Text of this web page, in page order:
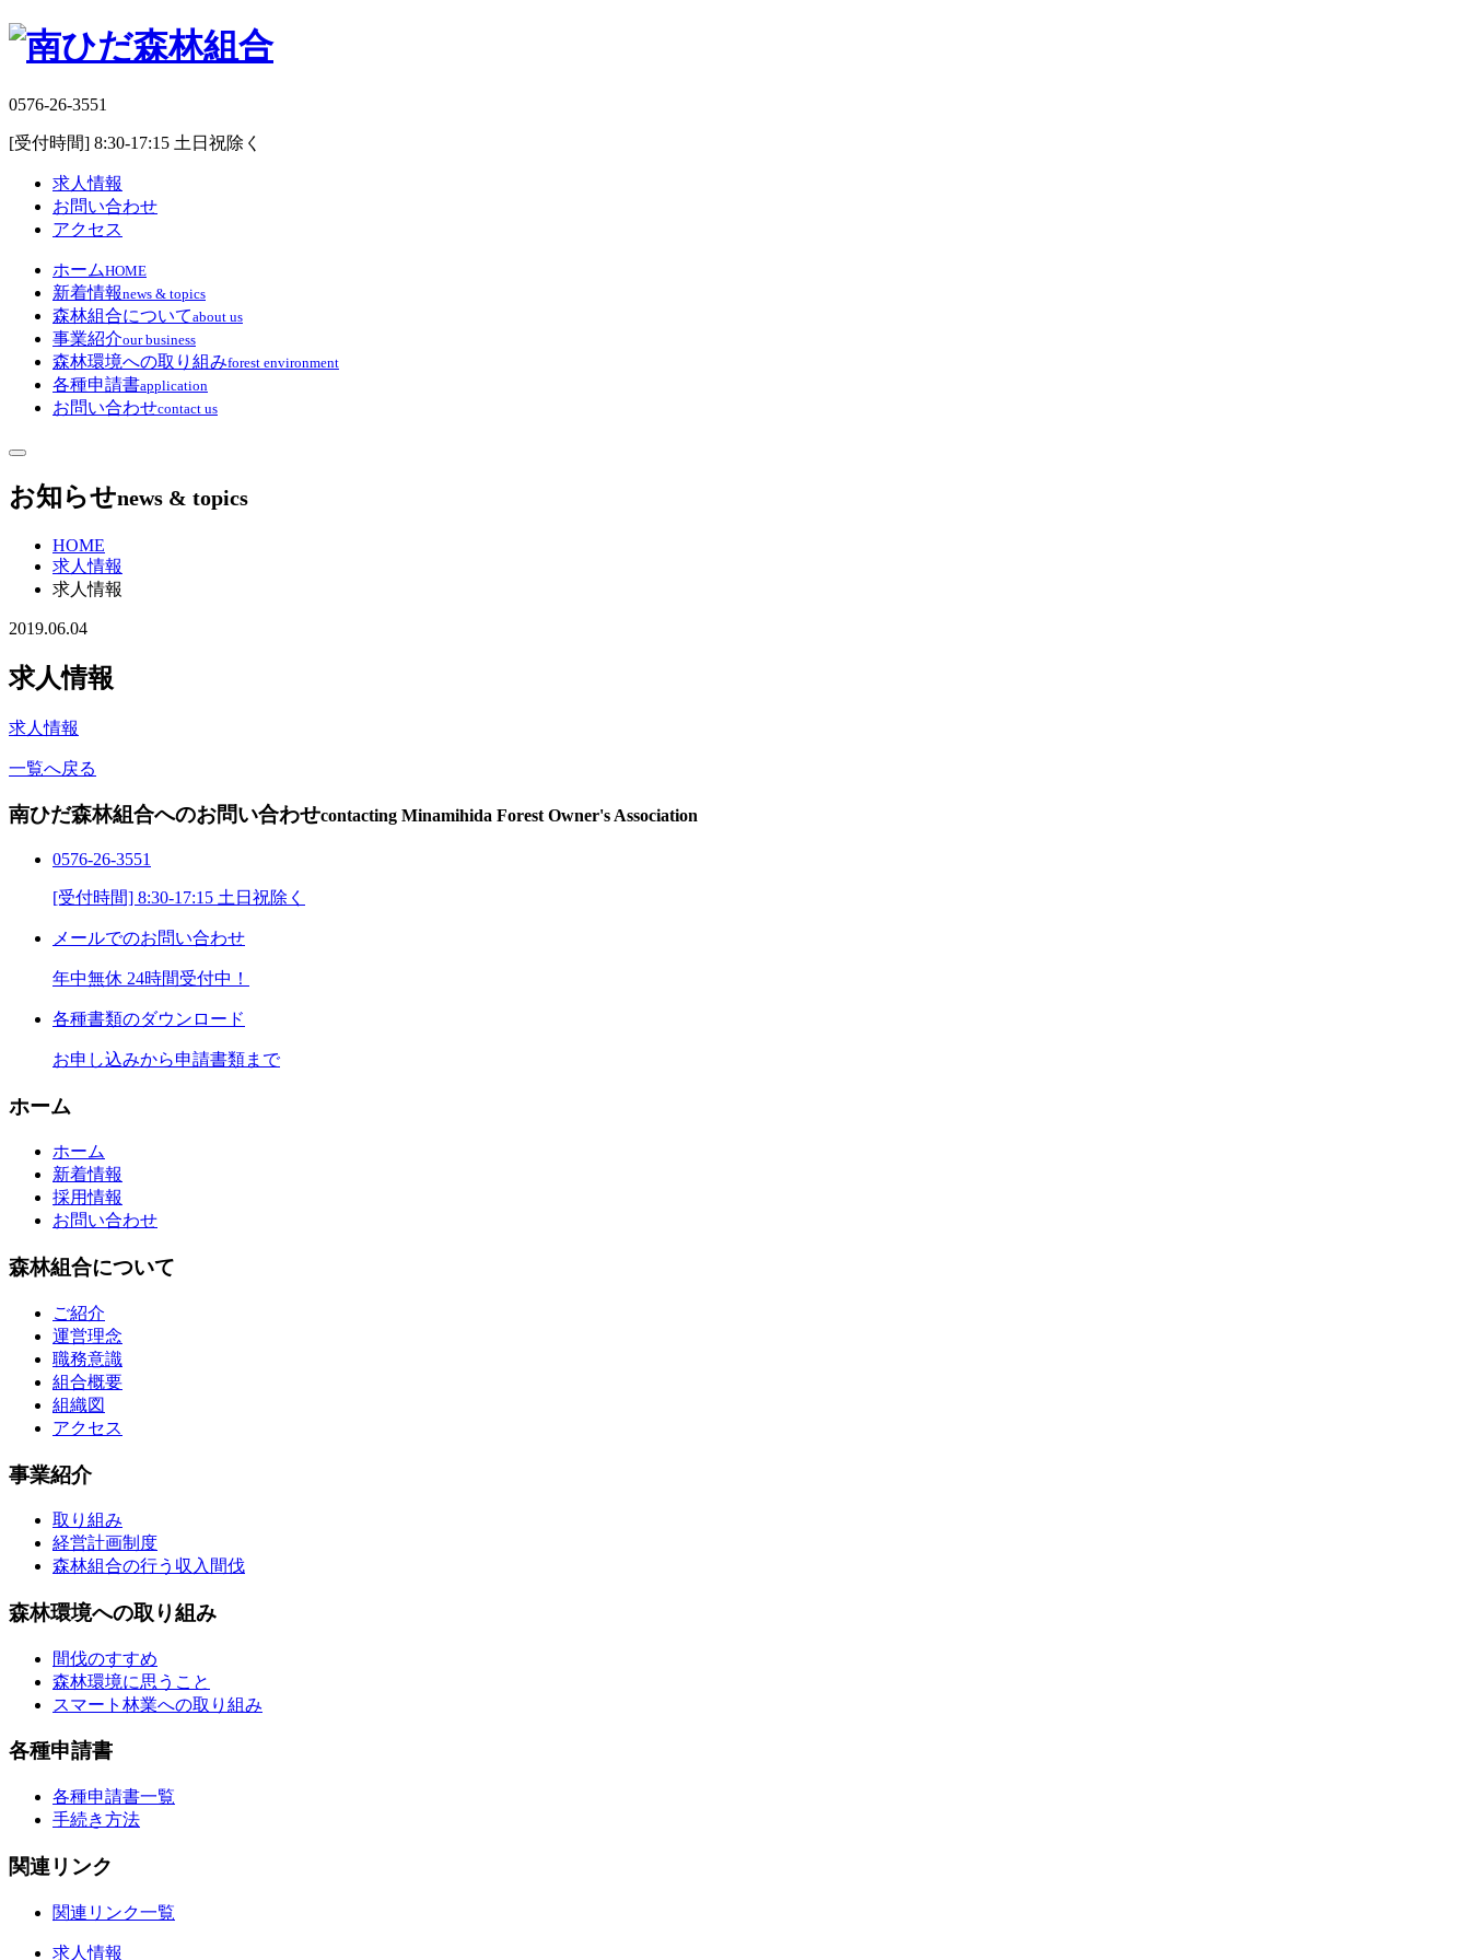
0576-26-3551
[受付時間] 8:30-17:15 土日祝除く
求人情報
お問い合わせ
アクセス
ホームHOME
新着情報news & topics
森林組合についてabout us
事業紹介our business
森林環境への取り組みforest environment
各種申請書application
お問い合わせcontact us
お知らせnews & topics
HOME
求人情報
求人情報
2019.06.04
求人情報
求人情報
一覧へ戻る
南ひだ森林組合へのお問い合わせcontacting Minamihida Forest Owner's Association
0576-26-3551
[受付時間] 8:30-17:15 土日祝除く
メールでのお問い合わせ
年中無休 24時間受付中！
各種書類のダウンロード
お申し込みから申請書類まで
ホーム
ホーム
新着情報
採用情報
お問い合わせ
森林組合について
ご紹介
運営理念
職務意識
組合概要
組織図
アクセス
事業紹介
取り組み
経営計画制度
森林組合の行う収入間伐
森林環境への取り組み
間伐のすすめ
森林環境に思うこと
スマート林業への取り組み
各種申請書
各種申請書一覧
手続き方法
関連リンク
関連リンク一覧
求人情報